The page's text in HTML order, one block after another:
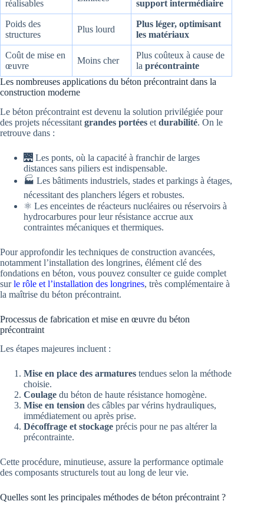
réalisables
support intermédiaire
Poids des
structures
Plus lourd
Plus léger, optimisant
les matériaux
Coût de mise en
œuvre
Moins cher
Plus coûteux à cause de
la précontrainte
Les nombreuses applications du béton précontraint dans la
construction moderne
Le béton précontraint est devenu la solution privilégiée pour
des projets nécessitant grandes portées et durabilité. On le
retrouve dans :
🌉 Les ponts, où la capacité à franchir de larges
distances sans piliers est indispensable.
🏭 Les bâtiments industriels, stades et parkings à étages,
nécessitant des planchers légers et robustes.
⚛️ Les enceintes de réacteurs nucléaires ou réservoirs à
hydrocarbures pour leur résistance accrue aux
contraintes mécaniques et thermiques.
Pour approfondir les techniques de construction avancées,
notamment l’installation des longrines, élément clé des
fondations en béton, vous pouvez consulter ce guide complet
surle rôle et l’installation des longrines, très complémentaire à
la maîtrise du béton précontraint.
Processus de fabrication et mise en œuvre du béton
précontraint
Les étapes majeures incluent :
Mise en place des armatures tendues selon la méthode
choisie.
Coulage du béton de haute résistance homogène.
Mise en tension des câbles par vérins hydrauliques,
immédiatement ou après prise.
Décoffrage et stockage précis pour ne pas altérer la
précontrainte.
Cette procédure, minutieuse, assure la performance optimale
des composants structurels tout au long de leur vie.
Quelles sont les principales méthodes de béton précontraint ?